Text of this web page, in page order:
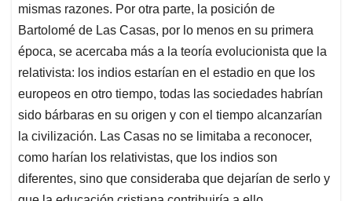
mismas razones. Por otra parte, la posición de
Bartolomé de Las Casas, por lo menos en su primera
época, se acercaba más a la teoría evolucionista que la
relativista: los indios estarían en el estadio en que los
europeos en otro tiempo, todas las sociedades habrían
sido bárbaras en su origen y con el tiempo alcanzarían
la civilización. Las Casas no se limitaba a reconocer,
como harían los relativistas, que los indios son
diferentes, sino que consideraba que dejarían de serlo y